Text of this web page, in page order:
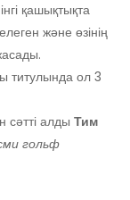
қашықтықта
және өзінің
титулында ол 3
сәтті алды Тим
гольф